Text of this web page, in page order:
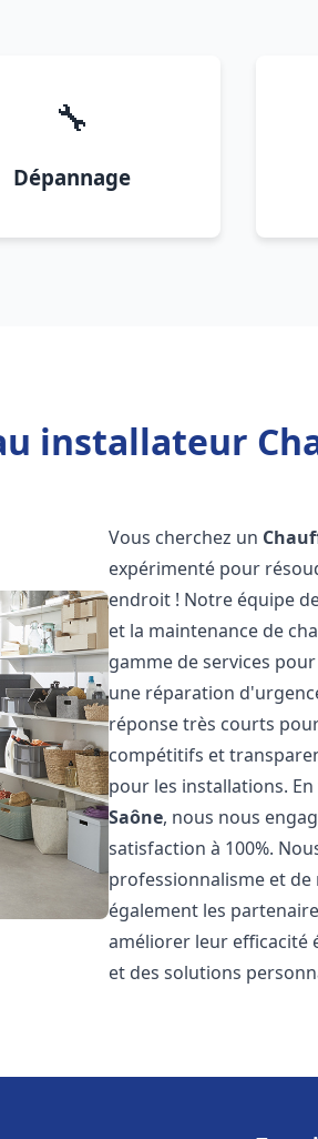
🔧
Dépannage
installateur
Vous cherchez un
expérimenté pour
endroit ! Notre équipe
et la maintenance de
gamme de services
une réparation
réponse très courts
compétitifs et
pour les installations.
Saône, nous nous
satisfaction à 100%.
professionnalisme et
également les
améliorer leur efficacité
et des solutions